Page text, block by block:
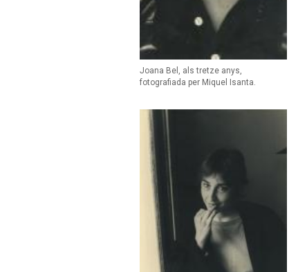
Joana Bel, als tretze anys,
fotografiada per Miquel Isanta.